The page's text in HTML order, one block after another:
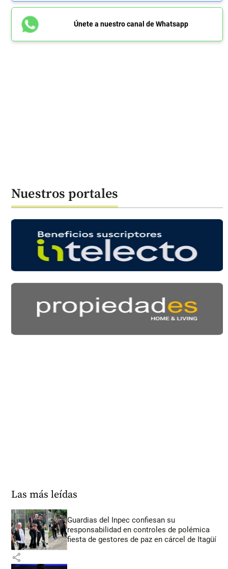
Únete a nuestro canal de Whatsapp
Nuestros portales
Las más leídas
Guardias del Inpec confiesan su
responsabilidad en controles de polémica
fiesta de gestores de paz en cárcel de Itagüí
share